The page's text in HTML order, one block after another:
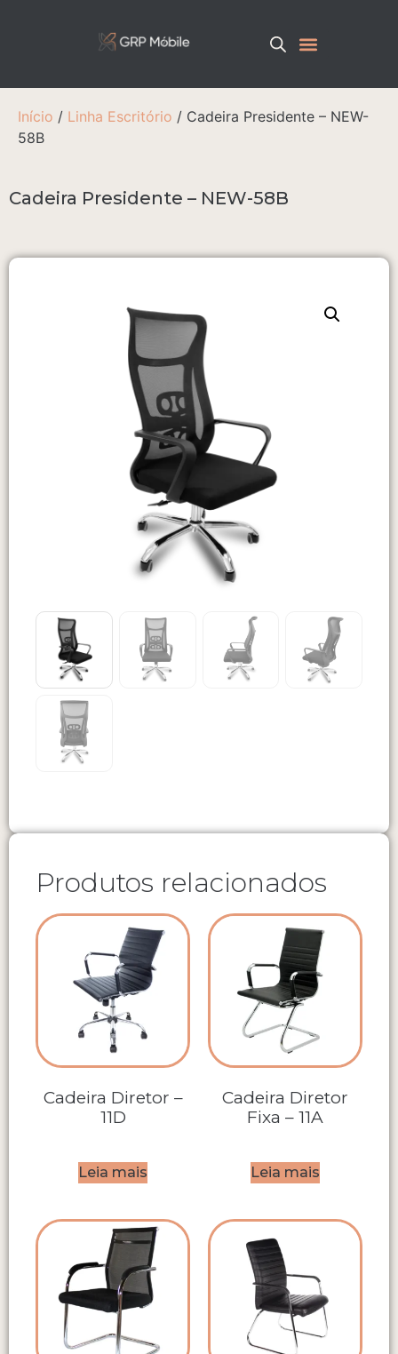
Início / Linha Escritório / Cadeira Presidente – NEW-
58B
Cadeira Presidente – NEW-58B
Produtos relacionados
Cadeira Diretor –
11D
Leia mais
Cadeira Diretor
Fixa – 11A
Leia mais